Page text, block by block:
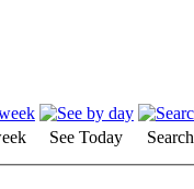
See Today Search